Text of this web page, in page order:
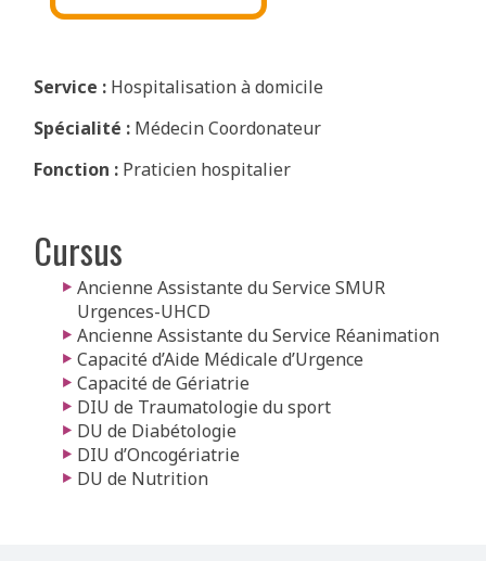
Service : Hospitalisation à domicile
Spécialité : Médecin Coordonateur
Fonction : Praticien hospitalier
Cursus
Ancienne Assistante du Service SMUR
Urgences-UHCD
Ancienne Assistante du Service Réanimation
Capacité d’Aide Médicale d’Urgence
Capacité de Gériatrie
DIU de Traumatologie du sport
DU de Diabétologie
DIU d’Oncogériatrie
DU de Nutrition